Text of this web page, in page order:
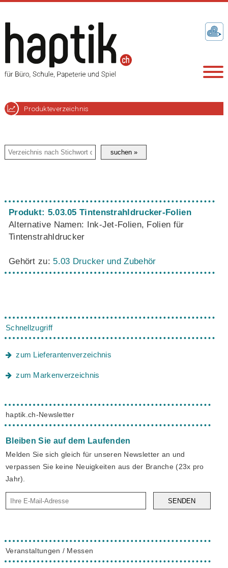
Produkteverzeichnis
Produkt: 5.03.05 Tintenstrahldrucker-Folien
Alternative Namen: Ink-Jet-Folien, Folien für
Tintenstrahldrucker
Gehört zu: 5.03 Drucker und Zubehör
Schnellzugriff
zum Lieferantenverzeichnis
zum Markenverzeichnis
haptik.ch-Newsletter
Bleiben Sie auf dem Laufenden
Melden Sie sich gleich für unseren Newsletter an und
verpassen Sie keine Neuigkeiten aus der Branche (23x pro
Jahr).
SENDEN
Veranstaltungen / Messen